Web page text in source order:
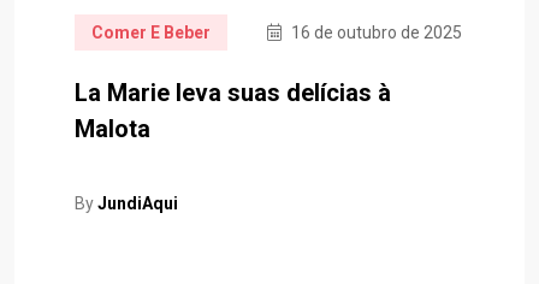
Comer E Beber 16 de outubro de 2025
La Marie leva suas delícias à
Malota
ByJundiAqui